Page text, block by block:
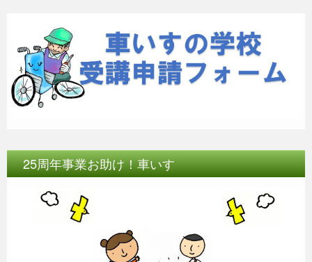
25周年事業お助け！車いす